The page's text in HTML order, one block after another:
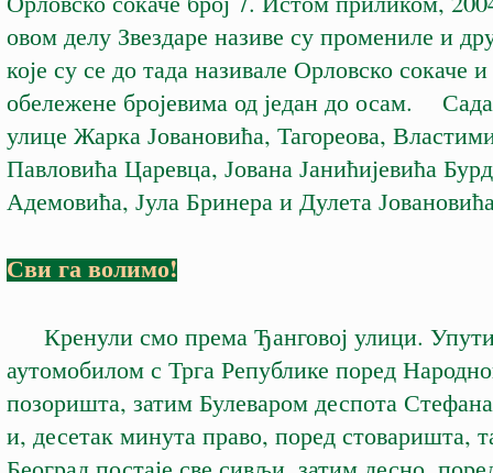
овом делу Звездаре називе су промениле и
које су се до тада називале Орловско сокаче
обележене бројевима од један до осам. Сада
улице Жарка Јовановића, Тагореова,
Павловића Царевца, Јована Јанићијевића
Адемовића, Јула Бринера и Дулета
Сви га волимо!
Кренули смо према Ђанговој улици.
аутомобилом с Трга Републике поред
позоришта, затим Булеваром деспота
и, десетак минута право, поред стоваришта,